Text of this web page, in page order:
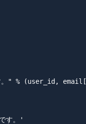
。" % (user_id,
す。'